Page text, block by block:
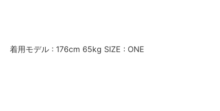
着用モデル : 176cm 65kg SIZE : ONE